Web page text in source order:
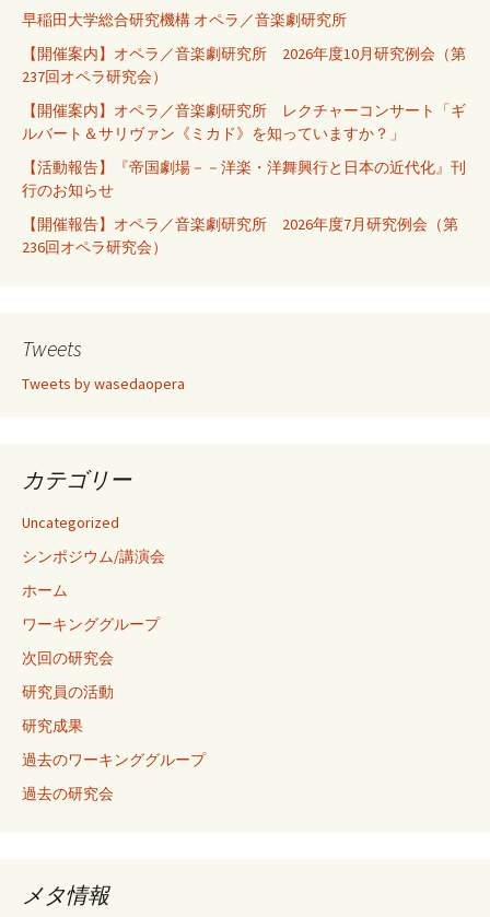
早稲田大学総合研究機構 オペラ／音楽劇研究所
【開催案内】オペラ／音楽劇研究所 2026年度10月研究例会（第
237回オペラ研究会）
【開催案内】オペラ／音楽劇研究所 レクチャーコンサート「ギ
ルバート＆サリヴァン《ミカド》を知っていますか？」
【活動報告】『帝国劇場－－洋楽・洋舞興行と日本の近代化』刊
行のお知らせ
【開催報告】オペラ／音楽劇研究所 2026年度7月研究例会（第
236回オペラ研究会）
Tweets
Tweets by wasedaopera
カテゴリー
Uncategorized
シンポジウム/講演会
ホーム
ワーキンググループ
次回の研究会
研究員の活動
研究成果
過去のワーキンググループ
過去の研究会
メタ情報